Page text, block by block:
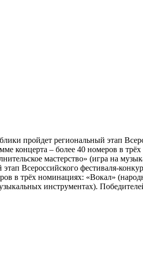
пройдет региональный этап
концерта – более 40 номеров в
мастерство» (игра на
Всероссийского фестиваля-
в трёх номинациях: «Вокал»
инструментах).